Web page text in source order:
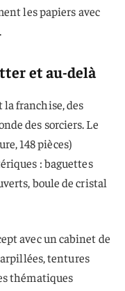
les papiers avec
et au-delà
franchise, des
des sorciers. Le
148 pièces)
: baguettes
boule de cristal
avec un cabinet de
tentures
thématiques